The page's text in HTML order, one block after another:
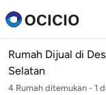
Rumah Dijual di
Selatan
4 Rumah ditemukan - 1